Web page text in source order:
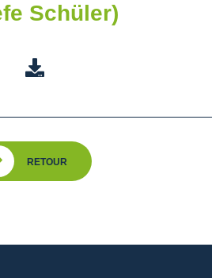
Schüler)
RETOUR